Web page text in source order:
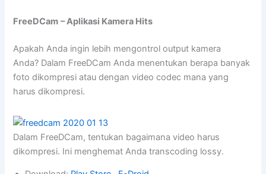
FreeDCam – Aplikasi Kamera Hits
Apakah Anda ingin lebih mengontrol output kamera
Anda? Dalam FreeDCam Anda menentukan berapa banyak
foto dikompresi atau dengan video codec mana yang
harus dikompresi.
Dalam FreeDCam, tentukan bagaimana video harus
dikompresi. Ini menghemat Anda transcoding lossy.